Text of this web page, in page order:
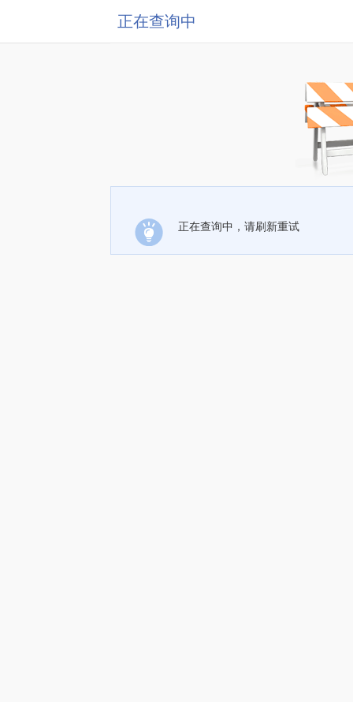
正在查询中
正在查询中，请刷新重试